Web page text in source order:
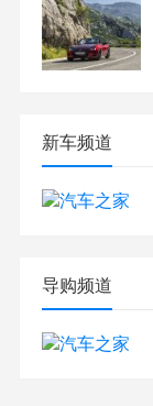
新车频道
导购频道